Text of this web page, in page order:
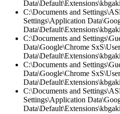
C:\Documents and
Settings\Application
C:\Documents and
Data\Google\Chrome SxS\User
C:\Documents and
Data\Google\Chrome SxS\User
C:\Documents and
Settings\Application